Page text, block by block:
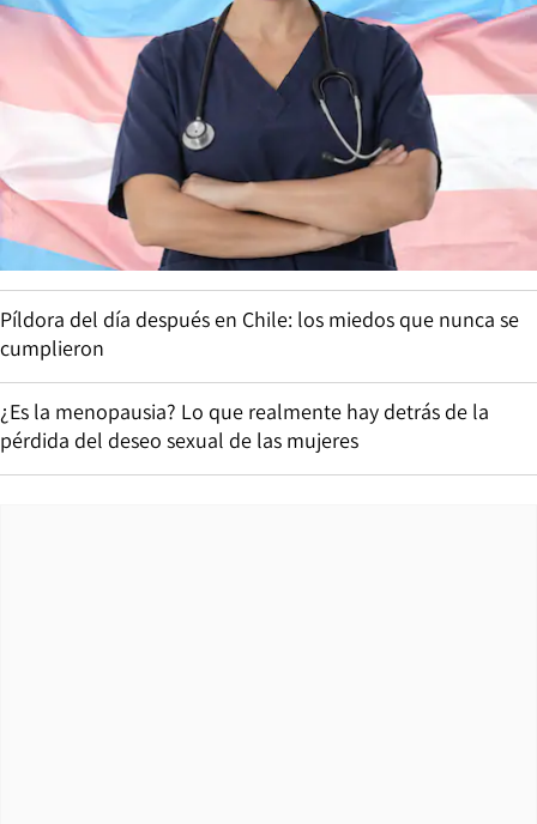
Píldora del día después en Chile: los miedos que nunca se
cumplieron
¿Es la menopausia? Lo que realmente hay detrás de la
pérdida del deseo sexual de las mujeres